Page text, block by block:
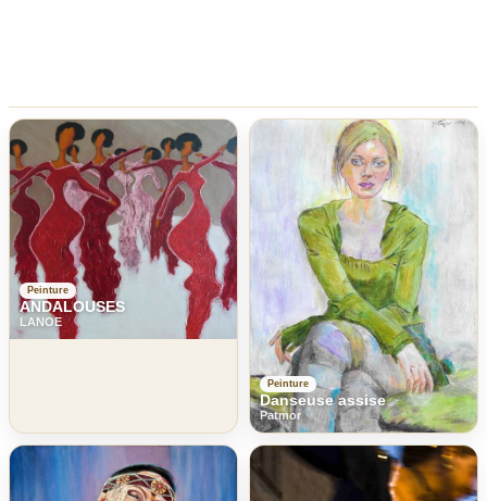
Peinture
ANDALOUSES
LANOE
Peinture
Danseuse assise
Patmor